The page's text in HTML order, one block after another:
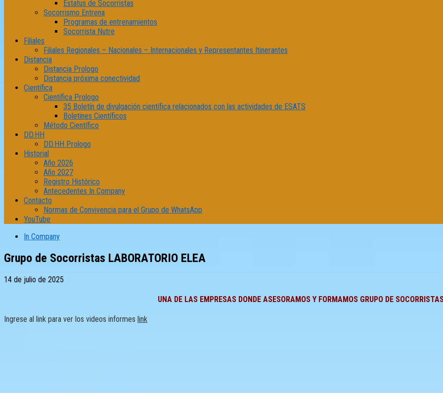
Estatus de Socorristas
Socorrismo Entrena
Programas de entrenamientos
Socorrista Nutre
Filiales
Filiales Regionales – Nacionales – Internacionales y Representantes Itinerantes
Distancia
Distancia Prologo
Distancia próxima conectividad
Científica
Científica Prologo
35 Boletín de divulgación científica relacionados con las actividades de ESATS
Boletines Científicos
Método Científico
DD.HH
DD.HH Prologo
Historial
Año 2026
Año 2027
Registro Histórico
Antecedentes In Company
Contacto
Normas de Convivencia para el Grupo de WhatsApp
YouTube
In Company
Grupo de Socorristas LABORATORIO ELEA
14 de julio de 2025
UNA DE LAS EMPRESAS DONDE ASESORAMOS Y FORMAMOS GRUPO DE
Ingrese al link para ver los videos informes link